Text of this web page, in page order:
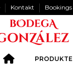
Kontakt Bookings
PRODUKTE